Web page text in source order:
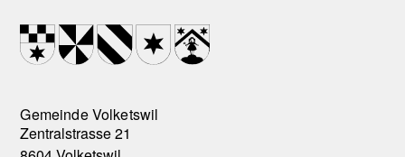
Footer
Wappen
Gemeinde Volketswil
Zentralstrasse 21